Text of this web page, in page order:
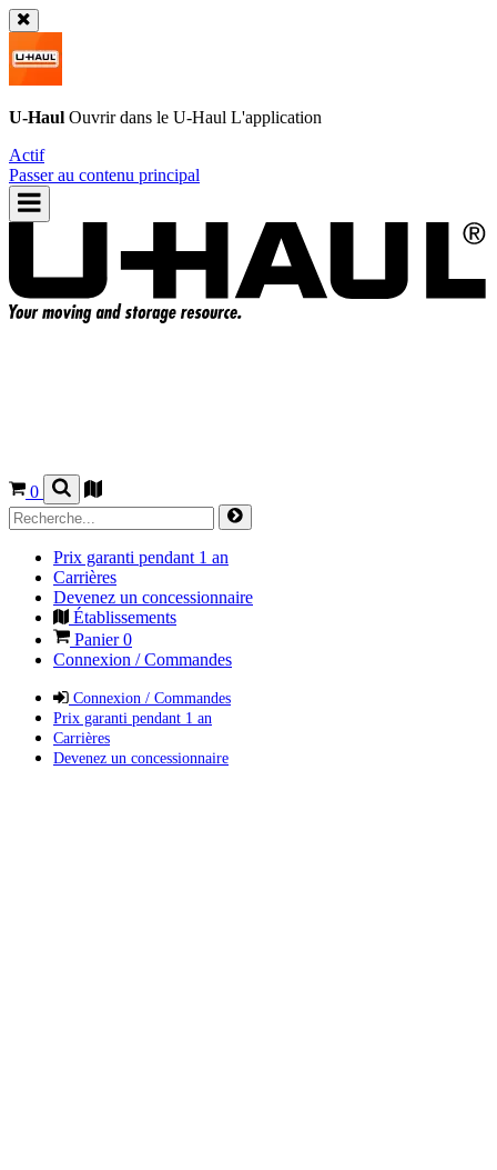
U-Haul Ouvrir dans le U-Haul L'application
Actif
Passer au contenu principal
0
Prix garanti pendant 1 an
Carrières
Devenez un concessionnaire
Établissements
Panier0
Connexion / Commandes
Connexion / Commandes
Prix garanti pendant 1 an
Carrières
Devenez un concessionnaire